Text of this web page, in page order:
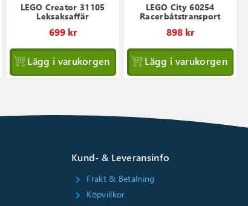
LEGO Creator 31105
Leksaksaffär
699 kr
Lägg i varukorgen
LEGO City 60254
Racerbåtstransport
898 kr
Lägg i varukorgen
Kund- & Leveransinfo
chevron_right
Frakt & Betalning
chevron_right Köpvillkor